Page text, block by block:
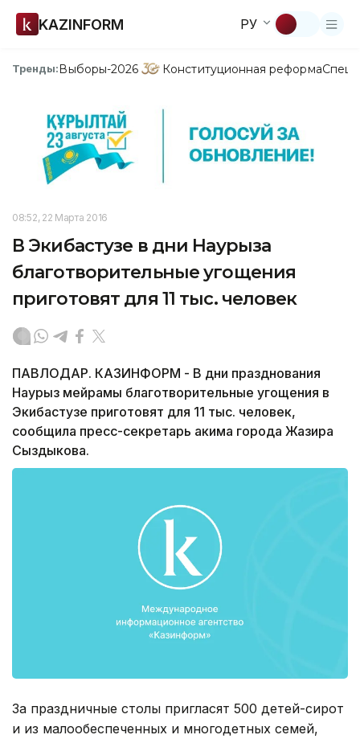
KAZINFORM РУ
Тренды:Выборы-2026 Конституционная реформа
08:52, 22 Марта 2016
В Экибастузе в дни Наурыза
благотворительные угощения
приготовят для 11 тыс. человек
ПАВЛОДАР. КАЗИНФОРМ - В дни празднования
Наурыз мейрамы благотворительные угощения в
Экибастузе приготовят для 11 тыс. человек,
сообщила пресс-секретарь акима города Жазира
Сыздыкова.
За праздничные столы пригласят 500 детей-сирот
и из малообеспеченных и многодетных семей,